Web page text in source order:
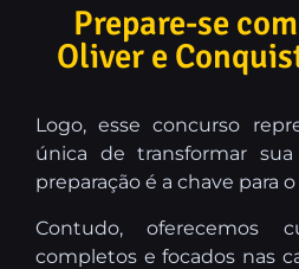
Prepare-se
Oliver e
Logo, esse concurso
única de transformar
preparação é a chave para
Contudo, oferecemos
completos e focados nas